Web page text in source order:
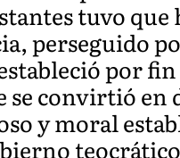
tuvo que
perseguido
por
se convirtió en
y moral